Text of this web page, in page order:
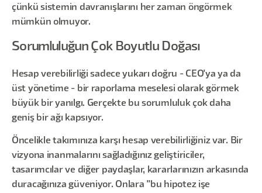
çünkü sistemin davranışlarını her zaman öngörmek
mümkün olmuyor.
Sorumluluğun Çok Boyutlu Doğası
Hesap verebilirliği sadece yukarı doğru - CEO'ya ya da
üst yönetime - bir raporlama meselesi olarak görmek
büyük bir yanılgı. Gerçekte bu sorumluluk çok daha
geniş bir ağı kapsıyor.
Öncelikle takımınıza karşı hesap verebilirliğiniz var. Bir
vizyona inanmalarını sağladığınız geliştiriciler,
tasarımcılar ve diğer paydaşlar, kararlarınızın arkasında
duracağınıza güveniyor. Onlara "bu hipotez işe